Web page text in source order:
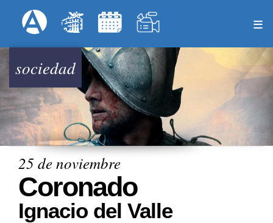
al
principal
Menú Superior
sociedad
25 de noviembre
Coronado
Ignacio del Valle